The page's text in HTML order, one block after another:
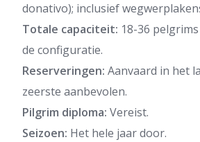
donativo); inclusief
Totale capaciteit: 18-36
de configuratie.
Reserveringen: Aanvaard in het
zeerste aanbevolen.
Pilgrim diploma: Vereist.
Seizoen: Het hele jaar door.